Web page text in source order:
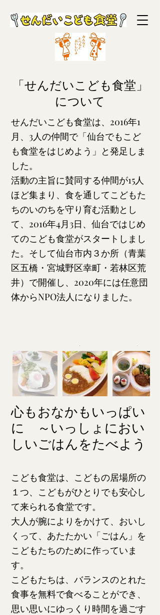
「せんだいこども食堂」
について
せんだいこども食堂は、2016年1
月、3人の仲間で「仙台でもこど
も食堂をはじめよう」と発足しま
した。
活動の主旨に賛同する仲間が15人
ほど集まり、食を通してこどもた
ちのいのちを守り育む活動とし
て、2016年4月3日、仙台ではじめ
てのこども食堂がスタートしまし
た。そして仙台市内３か所（青葉
区五橋・宮城野区幸町・若林区荒
井）で開催し、2020年には任意団
体からNPO法人になりました。
心もおなかもいっぱい
に ～いっしょにおい
しいごはんをたべよう
こども食堂は、こどもの居場所の
１つ、こどもがひとりでも安心し
て来られる食堂です。
大人が腕によりをかけて、おいし
くって、あたたかい「ごはん」を
こどもたちのために作っていま
す。
こどもたちは、バランスのとれた
食事を無料で食べることができ、
思い思いにゆっくり時間を過ごす